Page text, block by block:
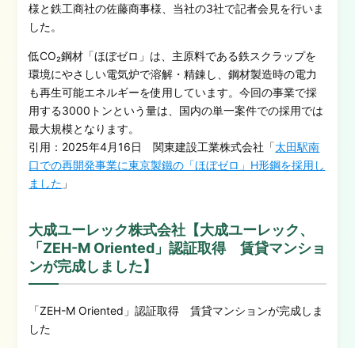
様と鉄工商社の佐藤商事様、当社の3社で記者会見を行いま
した。
低CO₂鋼材「ほぼゼロ」は、主原料である鉄スクラップを
環境にやさしい電気炉で溶解・精錬し、鋼材製造時の電力
も再生可能エネルギーを使用しています。今回の事業で採
用する3000トンという量は、国内の単一案件での採用では
最大規模となります。
引用：2025年4月16日 関東建設工業株式会社「太田駅南
口での再開発事業に東京製鐵の「ほぼゼロ」H形鋼を採用し
ました 」
大成ユーレック株式会社【大成ユーレック、
「ZEH-M Oriented」認証取得 賃貸マンショ
ンが完成しました】
「ZEH-M Oriented」認証取得 賃貸マンションが完成しま
した